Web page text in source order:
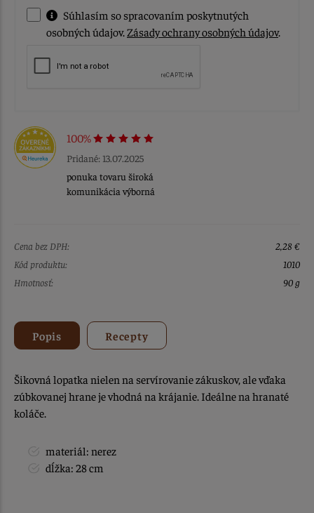
Súhlasím so spracovaním poskytnutých
osobných údajov.Zásady ochrany osobných údajov.
100%
Pridané: 13.07.2025
ponuka tovaru široká
komunikácia výborná
Cena bez DPH:
2,28 €
Kód produktu:
1010
Hmotnosť:
90 g
Popis Recepty
Šikovná lopatka nielen na servírovanie zákuskov, ale vďaka
zúbkovanej hrane je vhodná na krájanie. Ideálne na hranaté
koláče.
materiál: nerez
dĺžka: 28 cm